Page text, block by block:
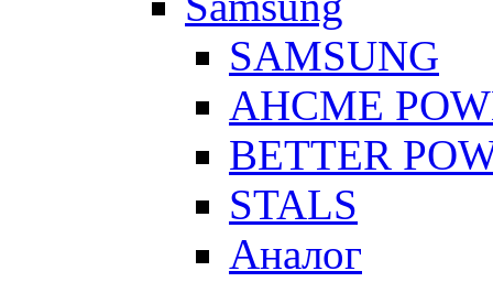
SAMSUNG
AHCME
BETTER
STALS
Аналог